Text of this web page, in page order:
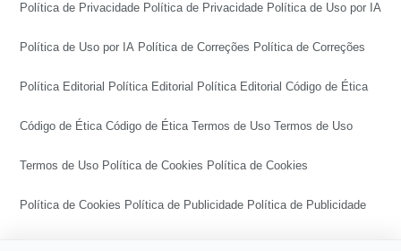
Política de Privacidade Política de Privacidade Política de Uso por IA
Política de Uso por IA Política de Correções Política de Correções
Política Editorial Política Editorial Política Editorial Código de Ética
Código de Ética Código de Ética Termos de Uso Termos de Uso
Termos de Uso Política de Cookies Política de Cookies
Política de Cookies Política de Publicidade Política de Publicidade